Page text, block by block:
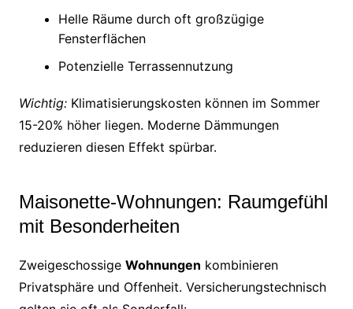
Helle Räume durch oft großzügige
Fensterflächen
Potenzielle Terrassennutzung
Wichtig:Klimatisierungskosten können im Sommer
15-20% höher liegen. Moderne Dämmungen
reduzieren diesen Effekt spürbar.
Maisonette-Wohnungen: Raumgefühl
mit Besonderheiten
Zweigeschossige Wohnungen kombinieren
Privatsphäre und Offenheit. Versicherungstechnisch